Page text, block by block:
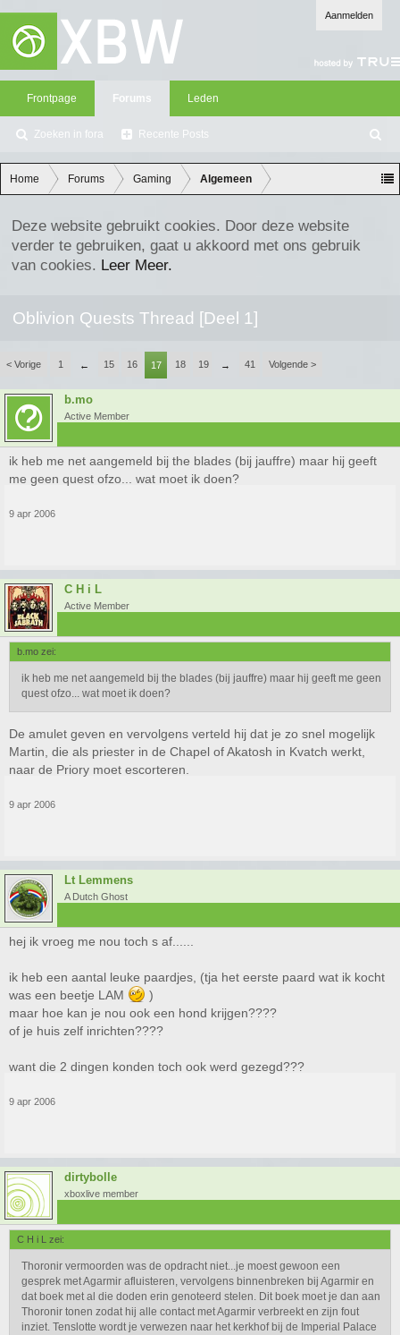
Aanmelden
Frontpage Forums
Zoeken in fora Recente Posts
Leden
oe
ke
n
Home Forums Gaming Algemeen
Deze website gebruikt cookies. Door deze website
verder te gebruiken, gaat u akkoord met ons gebruik
van cookies. Leer Meer.
Oblivion Quests Thread [Deel 1]
< Vorige 1 ← 15 16 17 18 19 → 41 Volgende >
b.mo
Active Member
ik heb me net aangemeld bij the blades (bij jauffre) maar hij geeft
me geen quest ofzo... wat moet ik doen?
9 apr 2006
C H i L
Active Member
b.mo zei:
ik heb me net aangemeld bij the blades (bij jauffre) maar hij geeft me geen
quest ofzo... wat moet ik doen?
De amulet geven en vervolgens verteld hij dat je zo snel mogelijk
Martin, die als priester in de Chapel of Akatosh in Kvatch werkt,
naar de Priory moet escorteren.
9 apr 2006
Lt Lemmens
A Dutch Ghost
hej ik vroeg me nou toch s af......
ik heb een aantal leuke paardjes, (tja het eerste paard wat ik kocht
was een beetje LAM
)
maar hoe kan je nou ook een hond krijgen????
of je huis zelf inrichten????
want die 2 dingen konden toch ook werd gezegd???
9 apr 2006
dirtybolle
xboxlive member
C H i L zei:
Thoronir vermoorden was de opdracht niet...je moest gewoon een
gesprek met Agarmir afluisteren, vervolgens binnenbreken bij Agarmir en
dat boek met al die doden erin genoteerd stelen. Dit boek moet je dan aan
Thoronir tonen zodat hij alle contact met Agarmir verbreekt en zijn fout
inziet. Tenslotte wordt je verwezen naar het kerkhof bij de Imperial Palace